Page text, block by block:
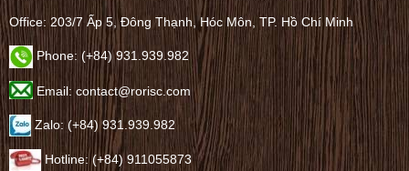
Office: 203/7 Ấp 5, Đông Thạnh, Hóc Môn, TP. Hồ Chí Minh
Phone: (+84) 931.939.982
Email: contact@rorisc.com
Zalo: (+84) 931.939.982
Hotline: (+84) 911055873